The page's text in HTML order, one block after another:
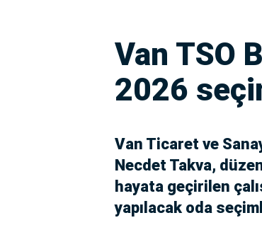
Van TSO
2026
Van Ticaret ve
Necdet Takva,
hayata geçirilen
yapılacak oda